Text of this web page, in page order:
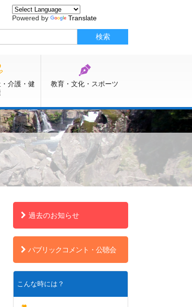
Powered by Translate
介護・健
教育・文化・スポーツ
過去のお知らせ
パブリックコメント・公聴会
こんな時には？